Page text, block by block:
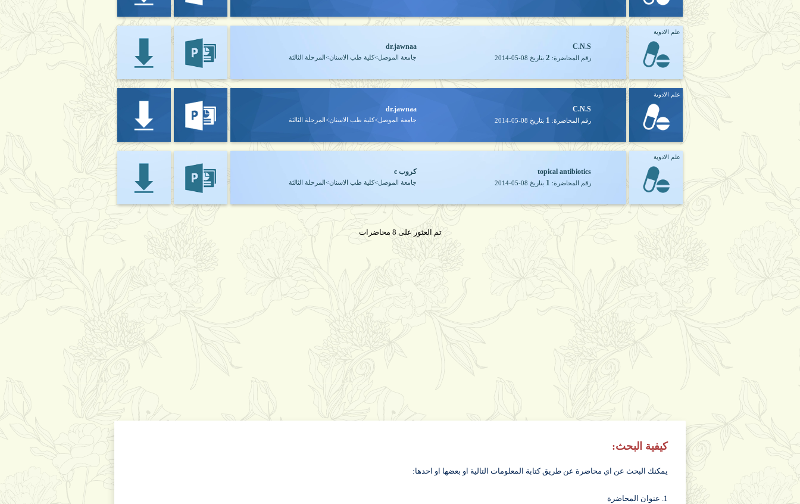
علم الادوية
C.N.S
رقم المحاضرة: 2بتاريخ 2014-05-08
dr.jawnaa
جامعة الموصل>كلية طب الاسنان>المرحلة الثالثة
علم الادوية
C.N.S
رقم المحاضرة: 1 بتاريخ 2014-05-08
dr.jawnaa
جامعة الموصل>كلية طب الاسنان>المرحلة الثالثة
علم الادوية
topical antibiotics
رقم المحاضرة: 1 بتاريخ 2014-05-08
كروب c
جامعة الموصل>كلية طب الاسنان>المرحلة الثالثة
تم العثور على 8 محاضرات
كيفية البحث:
يمكنك البحث عن اي محاضرة عن طريق كتابة المعلومات التالية او بعضها او احدها:
1. عنوان المحاضرة